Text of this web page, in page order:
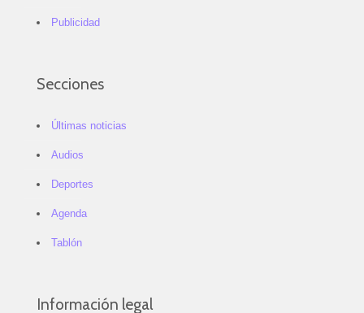
Publicidad
Secciones
Últimas noticias
Audios
Deportes
Agenda
Tablón
Información legal